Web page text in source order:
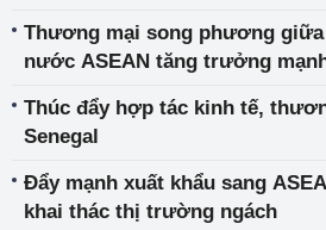
Thương mại song phương giữa
nước ASEAN tăng trưởng
Thúc đẩy hợp tác kinh tế,
Senegal
Đẩy mạnh xuất khẩu sang
khai thác thị trường ngách